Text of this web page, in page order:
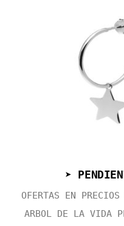
➤
OFERTAS EN PRECIOS
ARBOL DE LA VIDA